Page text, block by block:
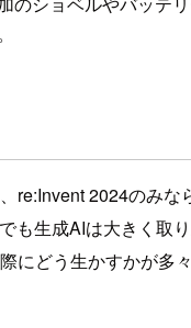
re:Invent 2024のみな
も生成AIは大きく取り
にどう生かすかが多